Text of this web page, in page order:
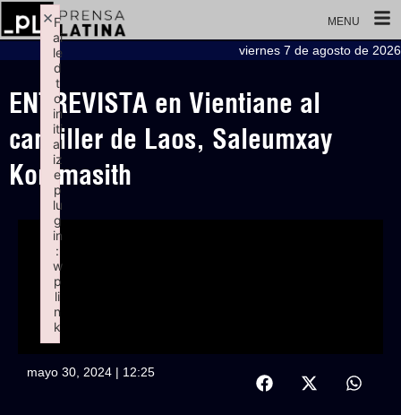
MENU
viernes 7 de agosto de 2026
ENTREVISTA en Vientiane al
canciller de Laos, Saleumxay
Kommasith
mayo 30, 2024 | 12:25
F
ai
le
d
t
o
in
iti
al
iz
e
p
lu
g
in
:
w
p
li
n
k
×
Failed to initialize plugin: wplink